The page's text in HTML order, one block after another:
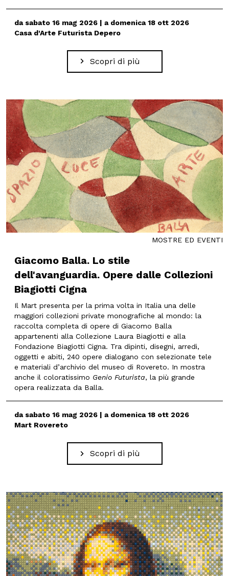
da sabato 16 mag 2026 | a domenica 18 ott 2026
Casa d'Arte Futurista Depero
Scopri di più
MOSTRE ED EVENTI
Giacomo Balla. Lo stile
dell'avanguardia. Opere dalle Collezioni
Biagiotti Cigna
Il Mart presenta per la prima volta in Italia una delle
maggiori collezioni private monografiche al mondo: la
raccolta completa di opere di Giacomo Balla
appartenenti alla Collezione Laura Biagiotti e alla
Fondazione Biagiotti Cigna. Tra dipinti, disegni, arredi,
oggetti e abiti, 240 opere dialogano con selezionate tele
e materiali d’archivio del museo di Rovereto. In mostra
anche il coloratissimo Genio Futurista, la più grande
opera realizzata da Balla.
da sabato 16 mag 2026 | a domenica 18 ott 2026
Mart Rovereto
Scopri di più